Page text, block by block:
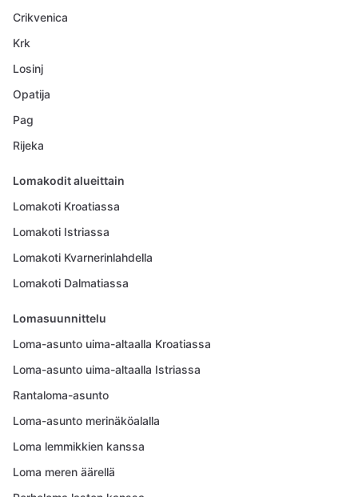
Crikvenica
Krk
Losinj
Opatija
Pag
Rijeka
Lomakodit alueittain
Lomakoti Kroatiassa
Lomakoti Istriassa
Lomakoti Kvarnerinlahdella
Lomakoti Dalmatiassa
Lomasuunnittelu
Loma-asunto uima-altaalla Kroatiassa
Loma-asunto uima-altaalla Istriassa
Rantaloma-asunto
Loma-asunto merinäköalalla
Loma lemmikkien kanssa
Loma meren äärellä